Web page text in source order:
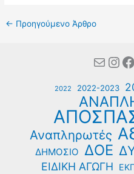
← Προηγούμενο Άρθρο
Mail
2022 2022-2023
Αναπληρωτές
ΔΗΜΟΣΙΟ ΔΟΕ
ΕΙΔΙΚΗ ΑΓΩΓΗ